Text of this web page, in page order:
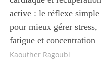
active : le réflexe simple
pour mieux gérer stress,
fatigue et concentration
Kaouther Ragoubi